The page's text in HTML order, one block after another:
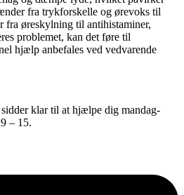
fra trykforskelle og ørevoks til
fra øreskylning til antihistaminer,
problemet, kan det føre til
hjælp anbefales ved vedvarende
klar til at hjælpe dig mandag-
– 15.